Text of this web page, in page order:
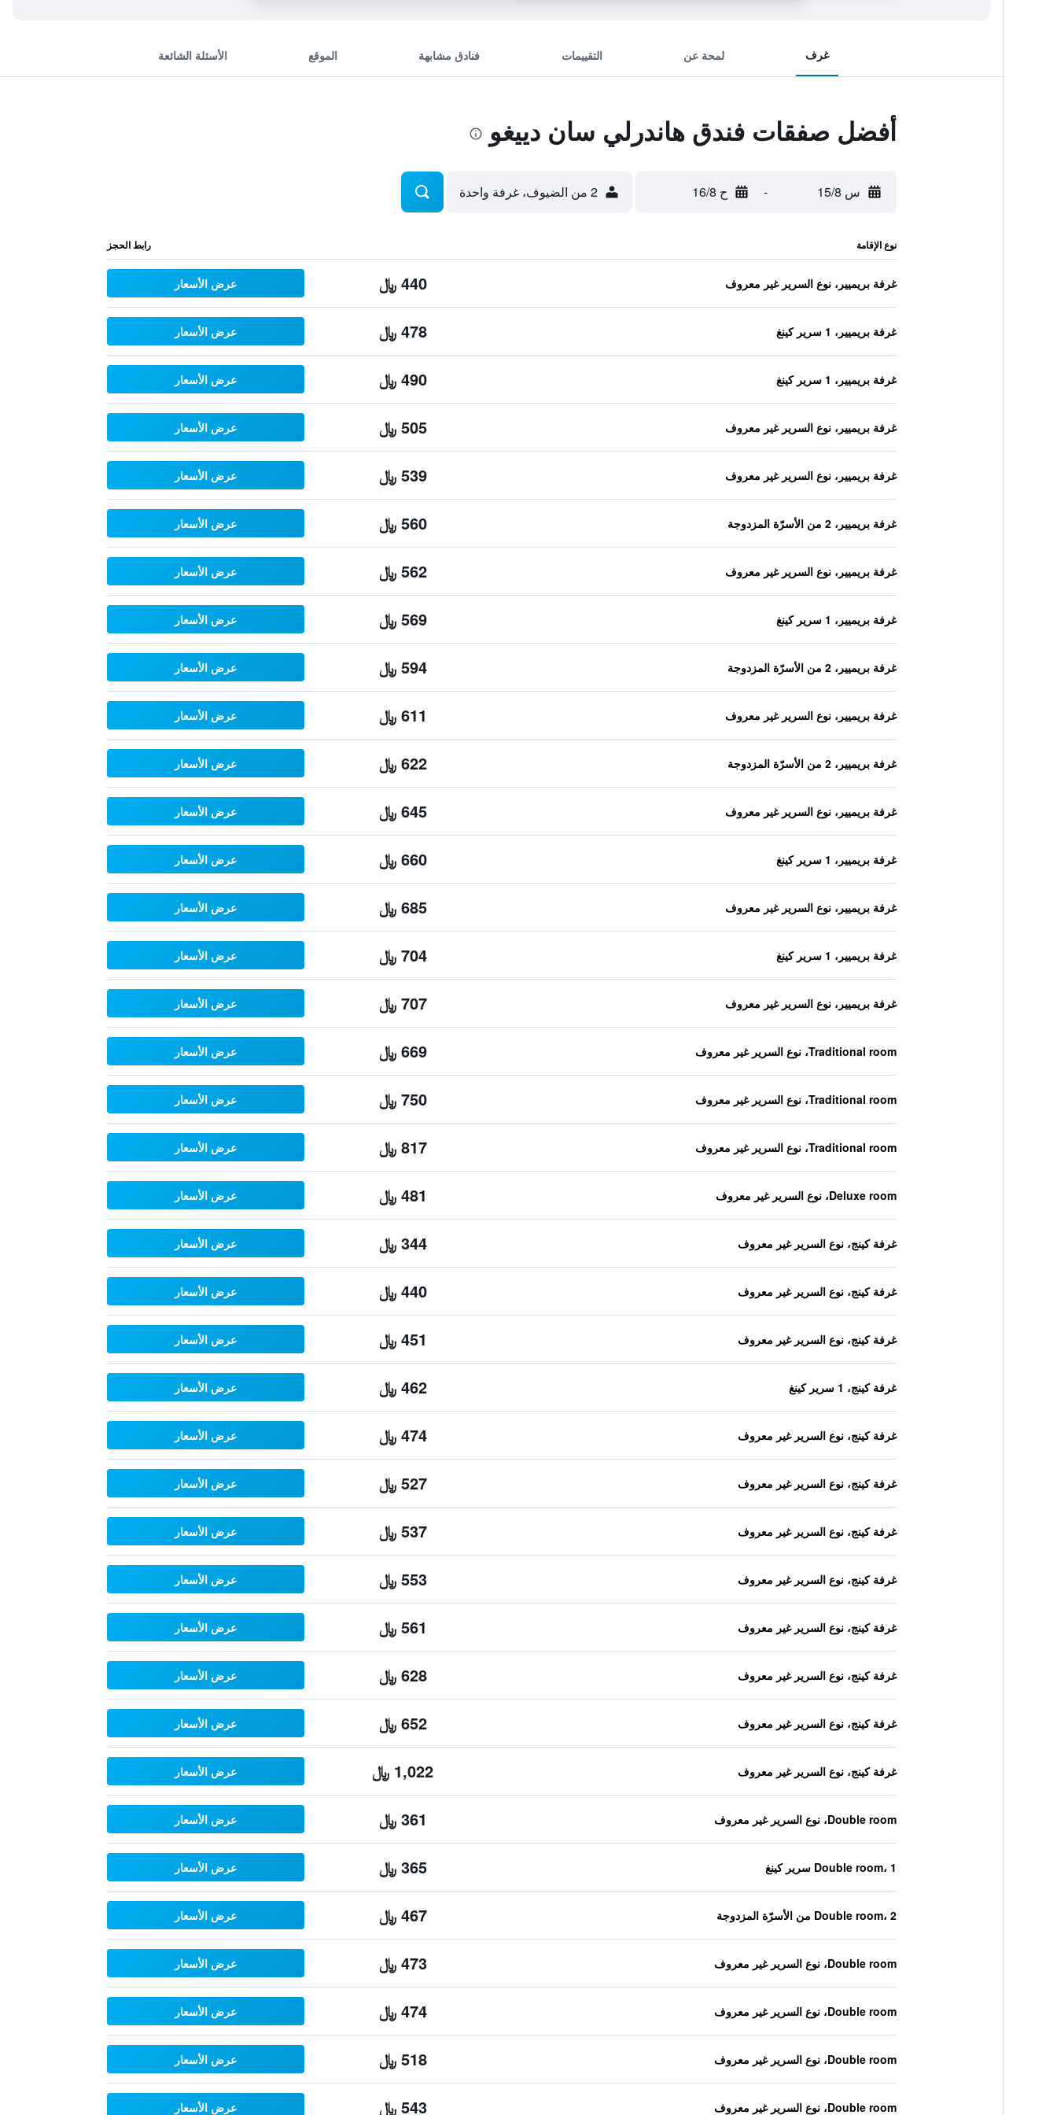
غرف لمحة عن التقييمات فنادق مشابهة الموقع الأسئلة الشائعة
أفضل صفقات فندق هاندرلي سان دييغو
س 15/8 - ح 16/8 2 من الضيوف، غرفة واحدة
نوع الإقامة رابط الحجز
غرفة بريميير، نوع السرير غير معروف 440 ﷼ عرض الأسعار
غرفة بريميير، 1 سرير كينغ 478 ﷼ عرض الأسعار
غرفة بريميير، 1 سرير كينغ 490 ﷼ عرض الأسعار
غرفة بريميير، نوع السرير غير معروف 505 ﷼ عرض الأسعار
غرفة بريميير، نوع السرير غير معروف 539 ﷼ عرض الأسعار
غرفة بريميير، 2 من الأسرّة المزدوجة 560 ﷼ عرض الأسعار
غرفة بريميير، نوع السرير غير معروف 562 ﷼ عرض الأسعار
غرفة بريميير، 1 سرير كينغ 569 ﷼ عرض الأسعار
غرفة بريميير، 2 من الأسرّة المزدوجة 594 ﷼ عرض الأسعار
غرفة بريميير، نوع السرير غير معروف 611 ﷼ عرض الأسعار
غرفة بريميير، 2 من الأسرّة المزدوجة 622 ﷼ عرض الأسعار
غرفة بريميير، نوع السرير غير معروف 645 ﷼ عرض الأسعار
غرفة بريميير، 1 سرير كينغ 660 ﷼ عرض الأسعار
غرفة بريميير، نوع السرير غير معروف 685 ﷼ عرض الأسعار
غرفة بريميير، 1 سرير كينغ 704 ﷼ عرض الأسعار
غرفة بريميير، نوع السرير غير معروف 707 ﷼ عرض الأسعار
Traditional room، نوع السرير غير معروف 669 ﷼ عرض الأسعار
Traditional room، نوع السرير غير معروف 750 ﷼ عرض الأسعار
Traditional room، نوع السرير غير معروف 817 ﷼ عرض الأسعار
Deluxe room، نوع السرير غير معروف 481 ﷼ عرض الأسعار
غرفة كينج، نوع السرير غير معروف 344 ﷼ عرض الأسعار
غرفة كينج، نوع السرير غير معروف 440 ﷼ عرض الأسعار
غرفة كينج، نوع السرير غير معروف 451 ﷼ عرض الأسعار
غرفة كينج، 1 سرير كينغ 462 ﷼ عرض الأسعار
غرفة كينج، نوع السرير غير معروف 474 ﷼ عرض الأسعار
غرفة كينج، نوع السرير غير معروف 527 ﷼ عرض الأسعار
غرفة كينج، نوع السرير غير معروف 537 ﷼ عرض الأسعار
غرفة كينج، نوع السرير غير معروف 553 ﷼ عرض الأسعار
غرفة كينج، نوع السرير غير معروف 561 ﷼ عرض الأسعار
غرفة كينج، نوع السرير غير معروف 628 ﷼ عرض الأسعار
غرفة كينج، نوع السرير غير معروف 652 ﷼ عرض الأسعار
غرفة كينج، نوع السرير غير معروف 1,022 ﷼ عرض الأسعار
Double room، نوع السرير غير معروف 361 ﷼ عرض الأسعار
Double room، 1 سرير كينغ 365 ﷼ عرض الأسعار
Double room، 2 من الأسرّة المزدوجة 467 ﷼ عرض الأسعار
Double room، نوع السرير غير معروف 473 ﷼ عرض الأسعار
Double room، نوع السرير غير معروف 474 ﷼ عرض الأسعار
Double room، نوع السرير غير معروف 518 ﷼ عرض الأسعار
Double room، نوع السرير غير معروف 543 ﷼ عرض الأسعار